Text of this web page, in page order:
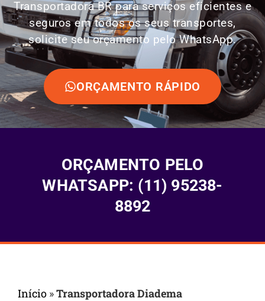
Transportadora BR para serviços eficientes e
seguros em todos os seus transportes,
solicite seu orçamento pelo WhatsApp.
ORÇAMENTO RÁPIDO
ORÇAMENTO PELO
WHATSAPP: (11) 95238-
8892
Início »Transportadora Diadema